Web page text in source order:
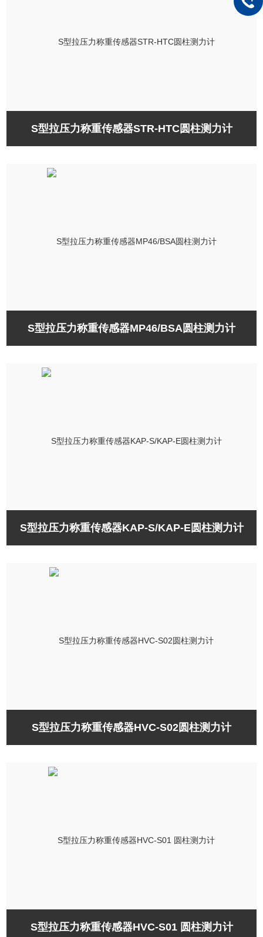
S型拉压力称重传感器STR-HTC圆柱测力计
S型拉压力称重传感器MP46/BSA圆柱测力计
S型拉压力称重传感器KAP-S/KAP-E圆柱测力计
S型拉压力称重传感器HVC-S02圆柱测力计
S型拉压力称重传感器HVC-S01 圆柱测力计